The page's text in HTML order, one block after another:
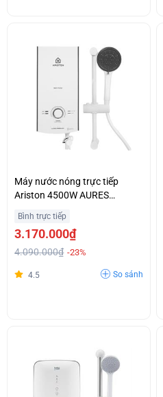
Máy nước nóng trực tiếp
Ariston 4500W AURES
Bình trực tiếp
3.170.000₫
4.090.000₫ -23%
4.5 So sánh